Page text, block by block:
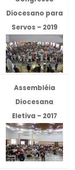
Diocesano para
Servos – 2019
Assembléia
Diocesana
Eletiva – 2017